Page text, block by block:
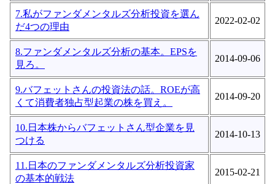
7.私がファンダメンタルズ分析投資を選ん
だ4つの理由
2022-02-02
8.ファンダメンタルズ分析の基本。EPSを
見ろ。
2014-09-06
9.バフェットさんの投資法の話。ROEが高
くて消費者独占型起業の株を買え。
2014-09-20
10.日本株からバフェットさん型企業を見
つける
2014-10-13
11.日本のファンダメンタルズ分析投資家
の基本的戦法
2015-02-21